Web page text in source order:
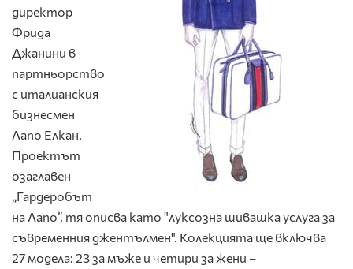
директор
Фрида
Джанини в
партньорство
с италианския
бизнесмен
Лапо Елкан.
Проектът
озаглавен
„Гардеробът
на Лапо”, тя описва като "луксозна шивашка услуга за
съвременния джентълмен". Колекцията ще включва
27 модела: 23 за мъже и четири за жени –